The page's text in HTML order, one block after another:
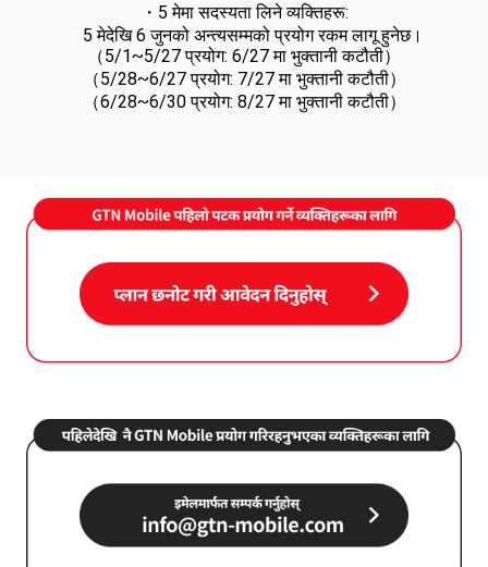
・5 मेमा सदस्यता लिने व्यक्तिहरू:
5 मेदेखि 6 जुनको अन्त्यसम्मको प्रयोग रकम लागू हुनेछ।
（5/1~5/27 प्रयोग: 6/27 मा भुक्तानी कटौती）
（5/28~6/27 प्रयोग: 7/27 मा भुक्तानी कटौती）
（6/28~6/30 प्रयोग: 8/27 मा भुक्तानी कटौती）